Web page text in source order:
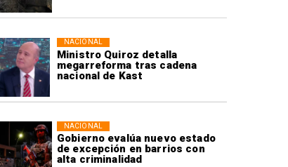
Ministro Quiroz detalla
megarreforma tras cadena
nacional de Kast
NACIONAL
Gobierno evalúa nuevo estado
de excepción en barrios con
alta criminalidad
NACIONAL